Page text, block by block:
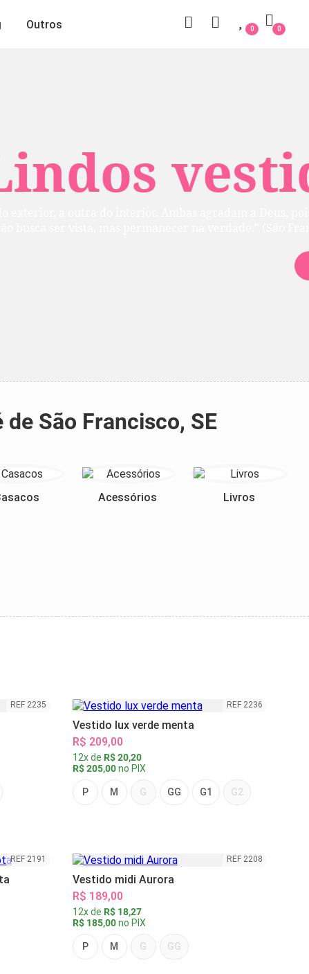
vestidos
Outros 0
0
São Francisco, SE
Acessórios Livros
REF 2235 REF 2236
Vestido lux verde menta
R$ 209,00
12x de R$ 20,20
R$ 205,00no PIX
P M G GG G1 G2
REF 2191 REF 2208
Vestido midi Aurora
R$ 189,00
12x de R$ 18,27
R$ 185,00no PIX
P M G GG